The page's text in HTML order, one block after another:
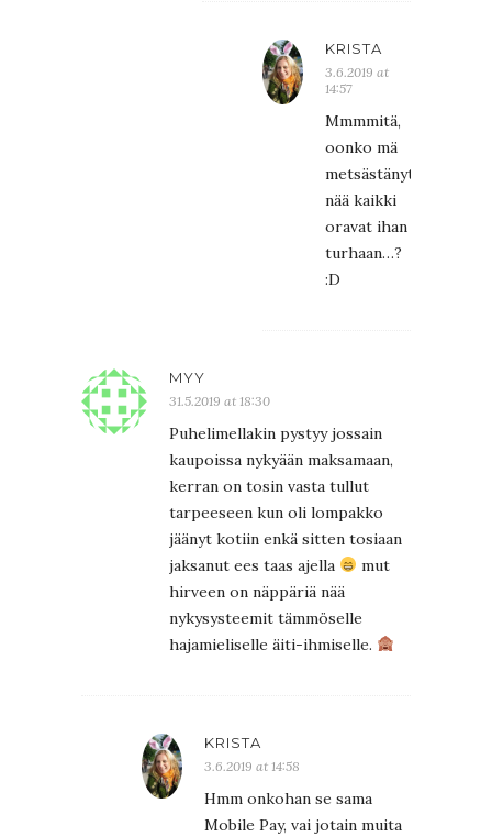
KRISTA
3.6.2019 at
14:57
Mmmmitä,
oonko mä
metsästänyt
nää kaikki
oravat ihan
turhaan…?
:D
MYY
31.5.2019 at 18:30
Puhelimellakin pystyy jossain
kaupoissa nykyään maksamaan,
kerran on tosin vasta tullut
tarpeeseen kun oli lompakko
jäänyt kotiin enkä sitten tosiaan
jaksanut ees taas ajella
mut
hirveen on näppäriä nää
nykysysteemit tämmöselle
hajamieliselle äiti-ihmiselle.
KRISTA
3.6.2019 at 14:58
Hmm onkohan se sama
Mobile Pay, vai jotain muita